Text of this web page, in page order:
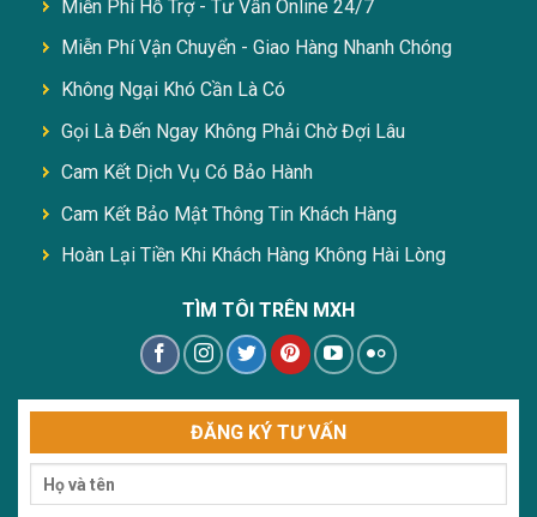
Miễn Phí Hỗ Trợ - Tư Vấn Online 24/7
Miễn Phí Vận Chuyển - Giao Hàng Nhanh Chóng
Không Ngại Khó Cần Là Có
Gọi Là Đến Ngay Không Phải Chờ Đợi Lâu
Cam Kết Dịch Vụ Có Bảo Hành
Cam Kết Bảo Mật Thông Tin Khách Hàng
Hoàn Lại Tiền Khi Khách Hàng Không Hài Lòng
TÌM TÔI TRÊN MXH
ĐĂNG KÝ TƯ VẤN